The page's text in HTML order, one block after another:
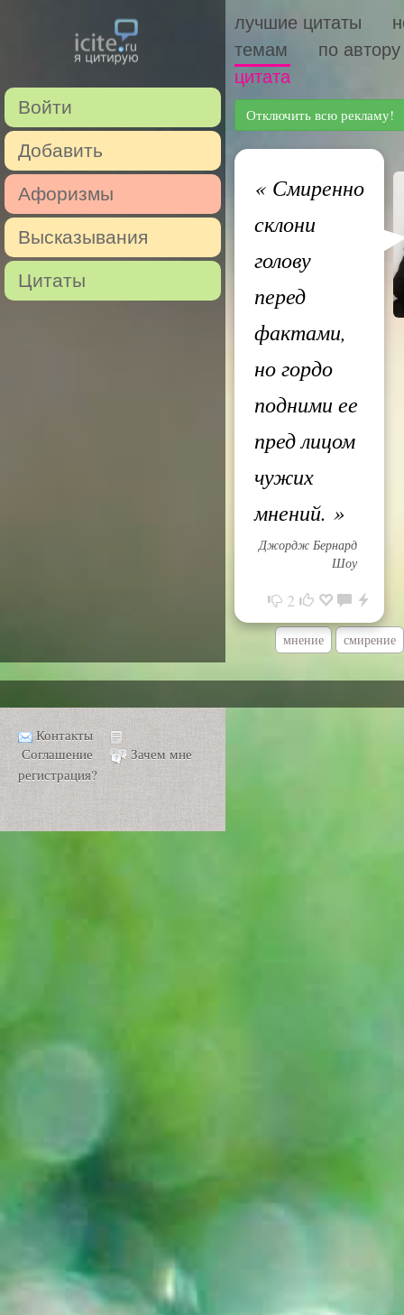
Войти
Добавить
Афоризмы
Высказывания
Цитаты
лучшие цитаты
темам
по автору
цитата
Отключить всю рекламу!
«Смиренно
склони
голову
перед
фактами,
но гордо
подними ее
пред лицом
чужих
мнений. »
Джордж Бернард
Шоу
2
мнение смирение
Контакты
Соглашение
Зачем мне
регистрация?